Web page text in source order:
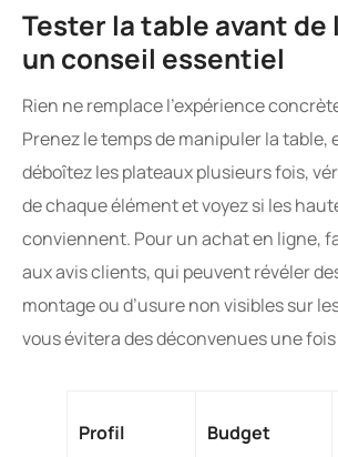
Tester la table avant de
un conseil essentiel
Rien ne remplace l’expérience
Prenez le temps de manipuler la table,
déboîtez les plateaux plusieurs fois,
de chaque élément et voyez si les
conviennent. Pour un achat en ligne,
aux avis clients, qui peuvent révéler
montage ou d’usure non visibles sur
vous évitera des déconvenues une
Profil
Budget